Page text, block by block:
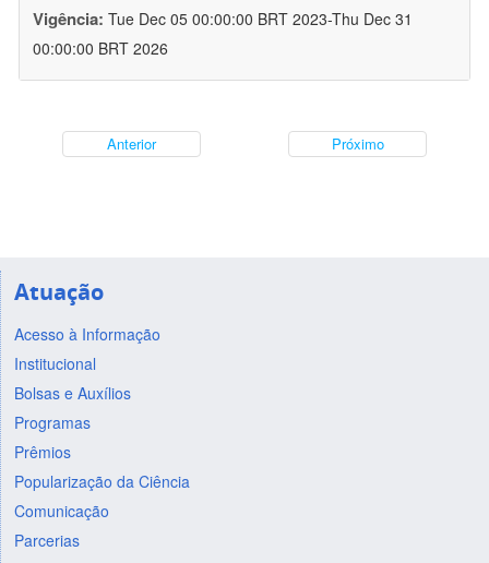
Vigência: Tue Dec 05 00:00:00 BRT 2023-Thu Dec 31
00:00:00 BRT 2026
Anterior Próximo
Atuação
Acesso à Informação
Institucional
Bolsas e Auxílios
Programas
Prêmios
Popularização da Ciência
Comunicação
Parcerias